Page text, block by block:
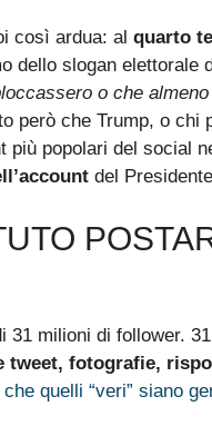
così ardua: al quarto
dello slogan elettorale
o che
però che Trump, o
più popolari del social
del
31 milioni di follower.
tweet, fotografie,
che quelli “veri” siano